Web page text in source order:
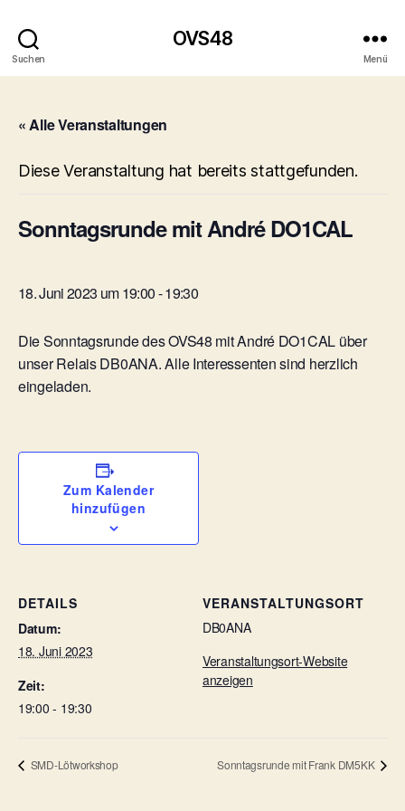
Suchen
OVS48
Menü
« Alle Veranstaltungen
Diese Veranstaltung hat bereits stattgefunden.
Sonntagsrunde mit André DO1CAL
18. Juni 2023 um 19:00-19:30
Die Sonntagsrunde des OVS48 mit André DO1CAL über
unser Relais DB0ANA. Alle Interessenten sind herzlich
eingeladen.
Zum Kalender
hinzufügen
DETAILS
Datum:
18. Juni 2023
Zeit:
19:00 - 19:30
VERANSTALTUNGSORT
DB0ANA
Veranstaltungsort-Website
anzeigen
SMD-Lötworkshop Sonntagsrunde mit Frank DM5KK